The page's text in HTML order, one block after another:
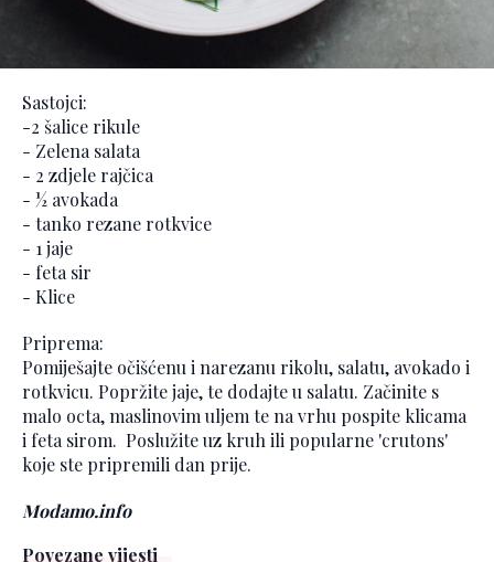
Sastojci:
-2 šalice rikule
- Zelena salata
- 2 zdjele rajčica
- ½ avokada
- tanko rezane rotkvice
- 1 jaje
- feta sir
- Klice
Priprema:
Pomiješajte očišćenu i narezanu rikolu, salatu, avokado i
rotkvicu. Popržite jaje, te dodajte u salatu. Začinite s
malo octa, maslinovim uljem te na vrhu pospite klicama
i feta sirom. Poslužite uz kruh ili popularne 'crutons'
koje ste pripremili dan prije.
Modamo.info
Povezane vijesti